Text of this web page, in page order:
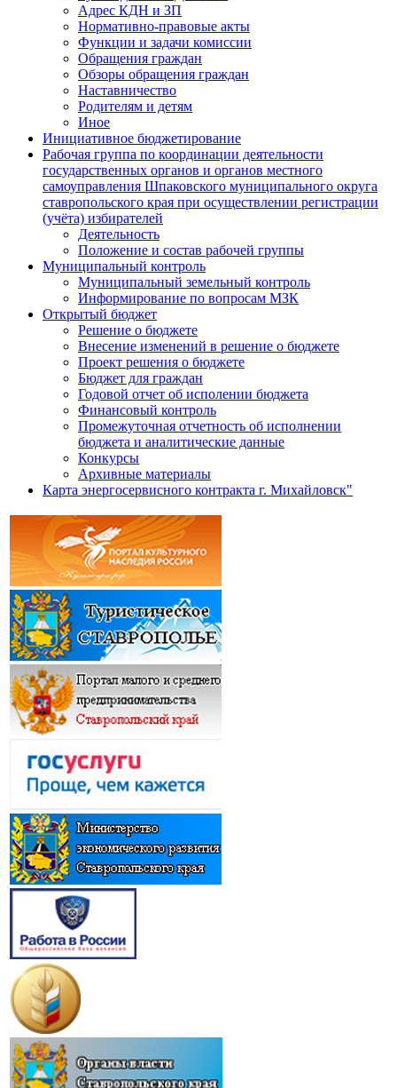
Адрес КДН и ЗП
Нормативно-правовые акты
Функции и задачи комиссии
Обращения граждан
Обзоры обращения граждан
Наставничество
Родителям и детям
Иное
Инициативное бюджетирование
Рабочая группа по координации деятельности
государственных органов и органов местного
самоуправления Шпаковского муниципального округа
ставропольского края при осуществлении регистрации
(учёта) избирателей
Деятельность
Положение и состав рабочей группы
Муниципальный контроль
Муниципальный земельный контроль
Информирование по вопросам МЗК
Открытый бюджет
Решение о бюджете
Внесение изменений в решение о бюджете
Проект решения о бюджете
Бюджет для граждан
Годовой отчет об исполении бюджета
Финансовый контроль
Промежуточная отчетность об исполнении
бюджета и аналитические данные
Конкурсы
Архивные материалы
Карта энергосервисного контракта г. Михайловск"